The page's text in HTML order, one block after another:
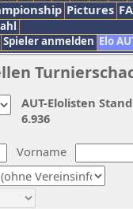
Pictures
Spieler anmelden Elo
Vorname
AUT-Elolisten
6.936